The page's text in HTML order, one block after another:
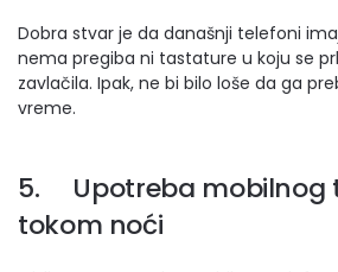
Dobra stvar je da današnji telefoni
nema pregiba ni tastature u koju se
zavlačila. Ipak, ne bi bilo loše da ga
vreme.
5. Upotreba mobilnog
tokom noći